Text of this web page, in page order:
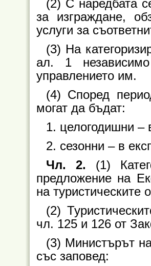
(2) С наредбата
за изграждане,
услуги за
(3) На
ал. 1
управлението им.
(4) Според
могат да бъдат:
1. целогодишни –
2. сезонни – в
Чл. 2. (1)
предложение на
на
(2)
чл. 125 и 126 от
(3) Министърът
със заповед: